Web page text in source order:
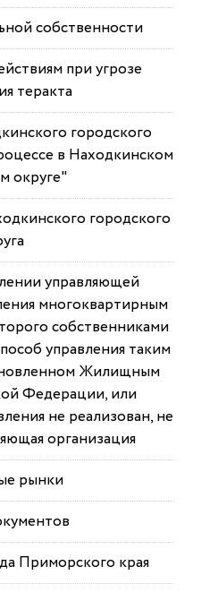
собственности
при угрозе
теракта
городского
в Находкинском
округе"
городского
управляющей
многоквартирным
собственниками
управления таким
Жилищным
Федерации, или
не реализован, не
организация
рынки
Приморского края